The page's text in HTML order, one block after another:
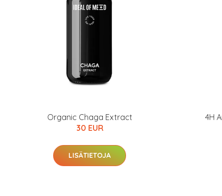
Organic Chaga Extract
30 EUR
LISÄTIETOJA
4H